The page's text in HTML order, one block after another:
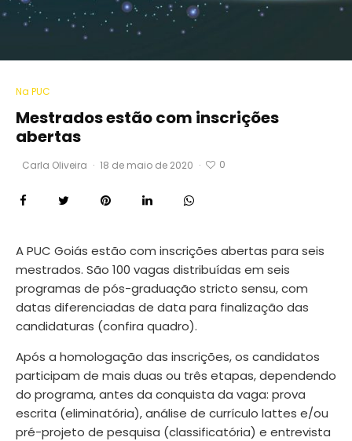
Na PUC
Mestrados estão com inscrições
abertas
Carla Oliveira · 18 de maio de 2020 · 0
A PUC Goiás estão com inscrições abertas para seis
mestrados. São 100 vagas distribuídas em seis
programas de pós-graduação stricto sensu, com
datas diferenciadas de data para finalização das
candidaturas (confira quadro).
Após a homologação das inscrições, os candidatos
participam de mais duas ou três etapas, dependendo
do programa, antes da conquista da vaga: prova
escrita (eliminatória), análise de currículo lattes e/ou
pré-projeto de pesquisa (classificatória) e entrevista